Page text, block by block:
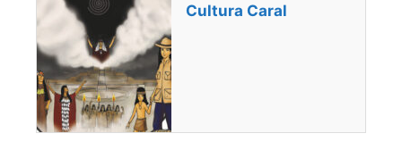
Cultura Caral